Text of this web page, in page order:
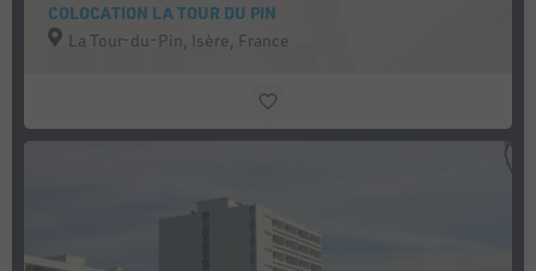
COLOCATION LA TOUR DU PIN
La Tour-du-Pin, Isère, France